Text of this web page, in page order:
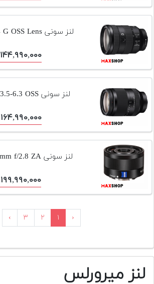
لنز سونی FE 24-105mm f/4 G OSS Lens
۱۴۴,۹۹۰,۰۰۰ تومان
لنز سونی FE 24-240mm f/3.5-6.3 OSS
۱۶۴,۹۹۰,۰۰۰ تومان
لنز سونی Sonnar T* FE 35mm f/2.8 ZA
۱۹۹,۹۹۰,۰۰۰ تومان
‹ ۱ ۲ ۳ ›
لنز میرورلس